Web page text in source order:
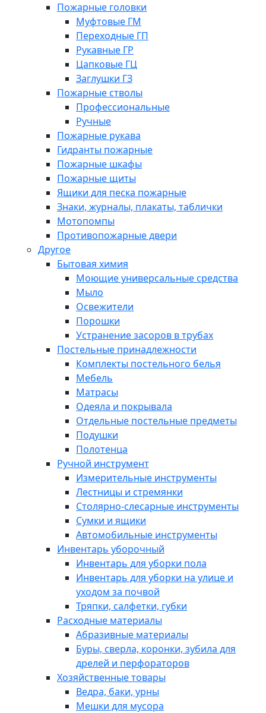
Пожарные головки
Муфтовые ГМ
Переходные ГП
Рукавные ГР
Цапковые ГЦ
Заглушки ГЗ
Пожарные стволы
Профессиональные
Ручные
Пожарные рукава
Гидранты пожарные
Пожарные шкафы
Пожарные щиты
Ящики для песка пожарные
Знаки, журналы, плакаты, таблички
Мотопомпы
Противопожарные двери
Другое
Бытовая химия
Моющие универсальные средства
Мыло
Освежители
Порошки
Устранение засоров в трубах
Постельные принадлежности
Комплекты постельного белья
Мебель
Матрасы
Одеяла и покрывала
Отдельные постельные предметы
Подушки
Полотенца
Ручной инструмент
Измерительные инструменты
Лестницы и стремянки
Столярно-слесарные инструменты
Сумки и ящики
Автомобильные инструменты
Инвентарь уборочный
Инвентарь для уборки пола
Инвентарь для уборки на улице и
уходом за почвой
Тряпки, салфетки, губки
Расходные материалы
Абразивные материалы
Буры, сверла, коронки, зубила для
дрелей и перфораторов
Хозяйственные товары
Ведра, баки, урны
Мешки для мусора